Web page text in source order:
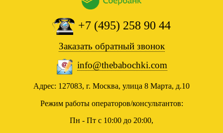
+7 (495) 258 90 44
Заказать обратный звонок
info@thebabochki.com
Адрес: 127083, г. Москва, улица 8 Марта, д.10
Режим работы операторов/консультантов:
Пн - Пт с 10:00 до 20:00,